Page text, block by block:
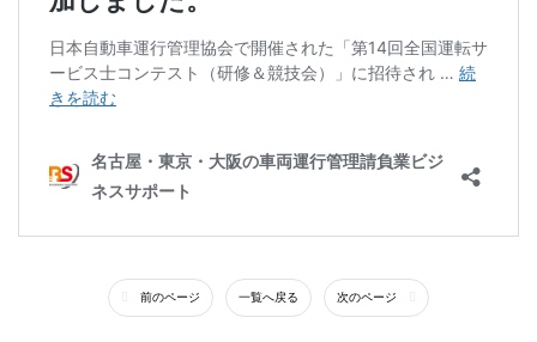
前のページ 一覧へ戻る 次のページ